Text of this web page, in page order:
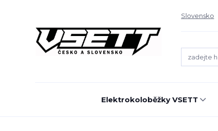
Slovensko
Elektrokoloběžky VSETT